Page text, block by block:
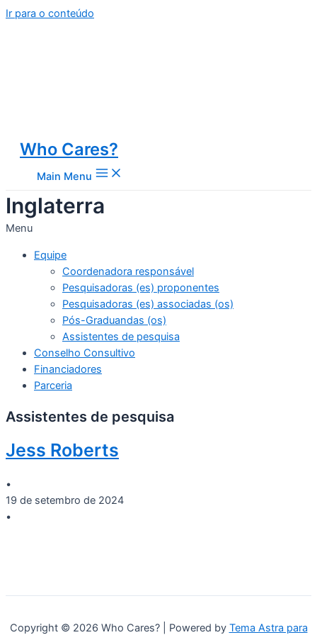
Ir para o conteúdo
Who Cares?
Main Menu
Inglaterra
Menu
Equipe
Coordenadora responsável
Pesquisadoras (es) proponentes
Pesquisadoras (es) associadas (os)
Pós-Graduandas (os)
Assistentes de pesquisa
Conselho Consultivo
Financiadores
Parceria
Assistentes de pesquisa
Jess Roberts
•
19 de setembro de 2024
•
Copyright © 2026 Who Cares? | Powered by Tema Astra para